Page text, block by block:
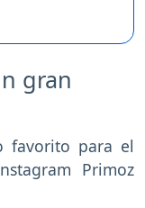
gran